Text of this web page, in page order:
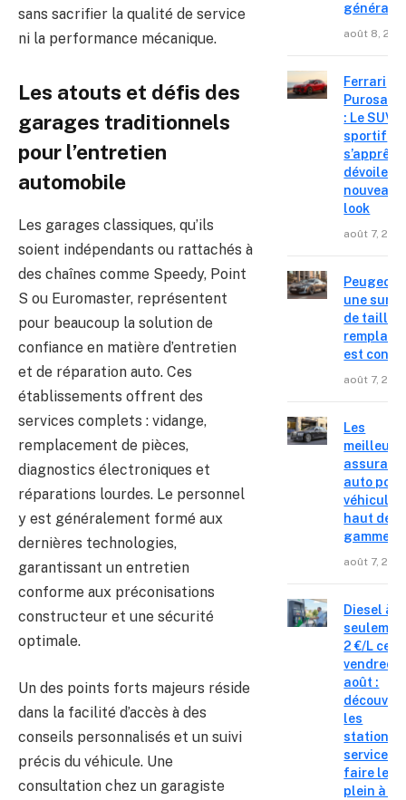
sans sacrifier la qualité de service
ni la performance mécanique.
Les atouts et défis des
garages traditionnels
pour l’entretien
automobile
Les garages classiques, qu’ils
soient indépendants ou rattachés à
des chaînes comme Speedy, Point
S ou Euromaster, représentent
pour beaucoup la solution de
confiance en matière d’entretien
et de réparation auto. Ces
établissements offrent des
services complets : vidange,
remplacement de pièces,
diagnostics électroniques et
réparations lourdes. Le personnel
y est généralement formé aux
dernières technologies,
garantissant un entretien
conforme aux préconisations
constructeur et une sécurité
optimale.
Un des points forts majeurs réside
dans la facilité d’accès à des
conseils personnalisés et un suivi
précis du véhicule. Une
consultation chez un garagiste
août 8,
Ferrari
: Le SUV
sportif
s’apprête
dévoiler
nouveau
look
août 7,
Peugeot
une
de taille,
est
août 7,
Les
auto pour
véhicules
haut de
gamme
août 7,
Diesel à
2 €/L ce
vendredi
août :
les
stations-
service où
faire le
plein à 19